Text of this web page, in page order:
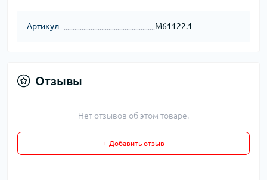
Артикул M61122.1
Отзывы
Нет отзывов об этом товаре.
+ Добавить отзыв